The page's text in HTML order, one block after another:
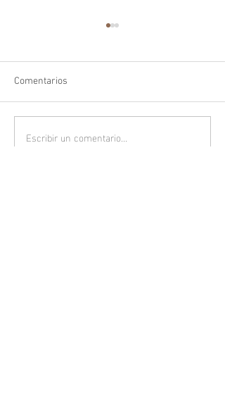
Gato geoffroy (Leopards
Comentarios
Escribir un comentario...